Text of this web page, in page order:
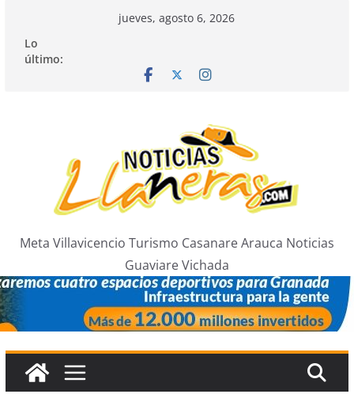
contenido
jueves, agosto 6, 2026
Lo
último:
Meta Villavicencio Turismo Casanare Arauca Noticias
Guaviare Vichada